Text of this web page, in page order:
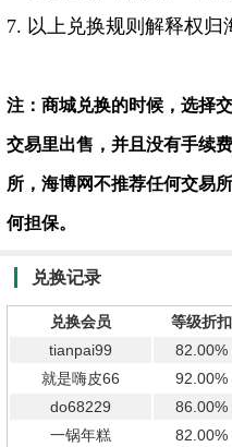
7. 以上兑换规则解释权归
注：商城兑换的时候，选择
交易里出售，并且没有手续
所，海博网不推荐任何交易
何担保。
兑换记录
兑换会员 等级折扣
tianpai99
82.00%
就是嗨皮66
92.00%
do68229
86.00%
一锅年糕
82.00%